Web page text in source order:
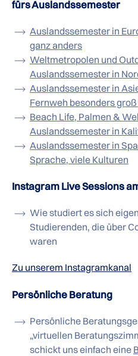
fürs Auslandssemester
Auslandssemester in
ganz anders
Weltmetropolen und
Auslandssemester in
Auslandssemester in
Fernweh besonders
Beach Life, Palmen &
Auslandssemester in
Auslandssemester in
Sprache, viele Kulturen
Instagram Live Sessions
Wie studiert es sich
Studierenden, die über
waren
Zu unserem Instagramkanal
Persönliche Beratung
Persönliche
„virtuellen
schickt uns einfach eine